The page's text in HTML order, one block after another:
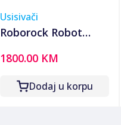
Usisivači
Roborock Robot
stanicom za
pražnjenje,
1800.00 KM
Dodaj u korpu